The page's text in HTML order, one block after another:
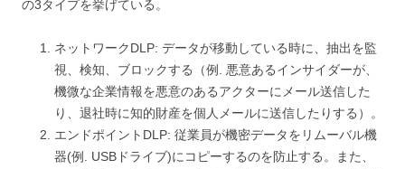
の3タイプを挙げている。
ネットワークDLP: データが移動している時に、抽出を監
視、検知、ブロックする（例. 悪意あるインサイダーが、
機微な企業情報を悪意のあるアクターにメール送信した
り、退社時に知的財産を個人メールに送信したりする）。
エンドポイントDLP: 従業員が機密データをリムーバル機
器(例. USBドライブ)にコピーするのを防止する。また、